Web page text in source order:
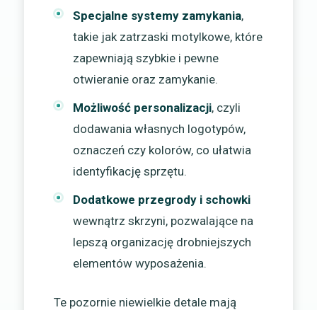
Specjalne systemy zamykania,
takie jak zatrzaski motylkowe, które
zapewniają szybkie i pewne
otwieranie oraz zamykanie.
Możliwość personalizacji, czyli
dodawania własnych logotypów,
oznaczeń czy kolorów, co ułatwia
identyfikację sprzętu.
Dodatkowe przegrody i schowki
wewnątrz skrzyni, pozwalające na
lepszą organizację drobniejszych
elementów wyposażenia.
Te pozornie niewielkie detale mają